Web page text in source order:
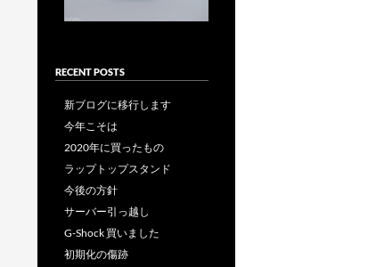
RECENT POSTS
新ブログに移行します
今年こそは
2020年に買ったもの
ラップトップスタンド
今後の方針
サーバー引っ越し
G-Shock 買いました
初期化の傷跡